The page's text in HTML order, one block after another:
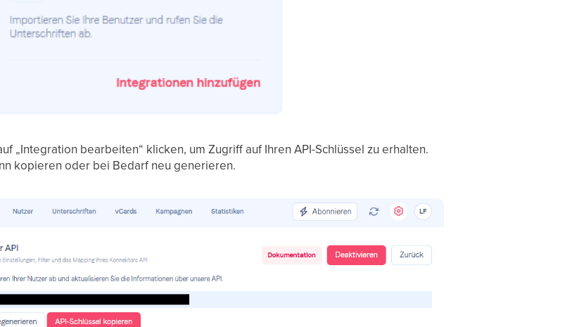
„Integration bearbeiten“ klicken, um Zugriff auf Ihren API-Schlüssel zu erhalten.
kopieren oder bei Bedarf neu generieren.